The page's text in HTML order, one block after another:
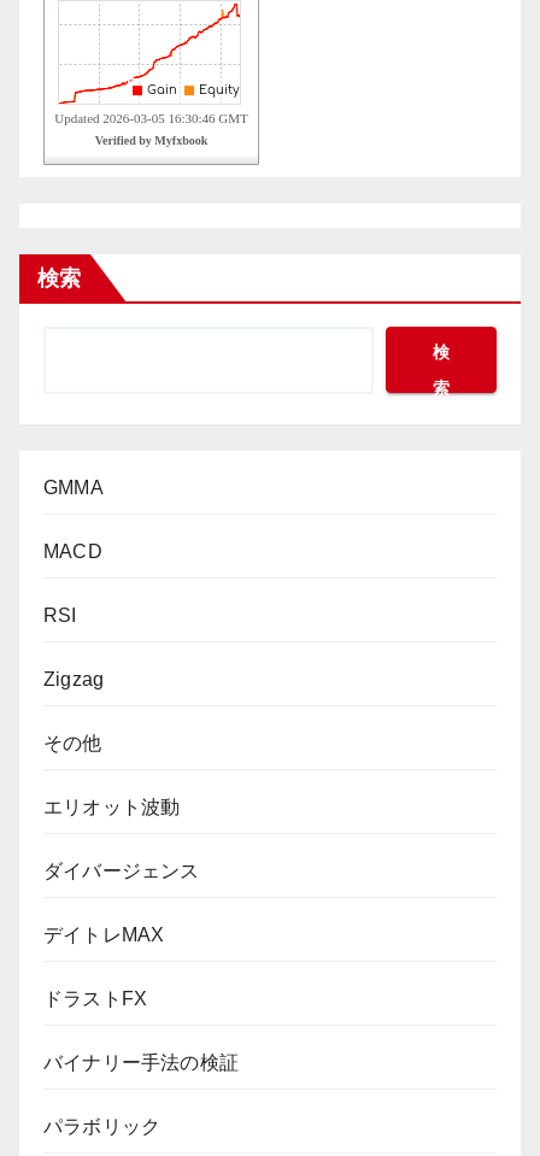
検索
検
索
GMMA
MACD
RSI
Zigzag
その他
エリオット波動
ダイバージェンス
デイトレMAX
ドラストFX
バイナリー手法の検証
パラボリック